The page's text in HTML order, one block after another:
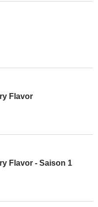
Flavor
Flavor - Saison 1